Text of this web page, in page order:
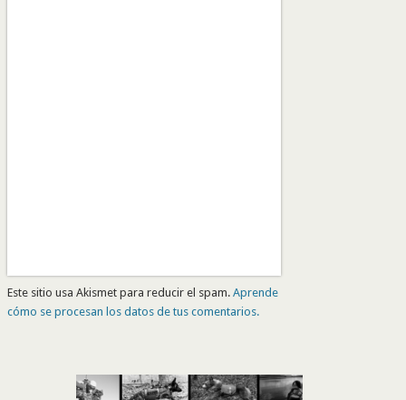
Este sitio usa Akismet para reducir el spam. Aprende
cómo se procesan los datos de tus comentarios.